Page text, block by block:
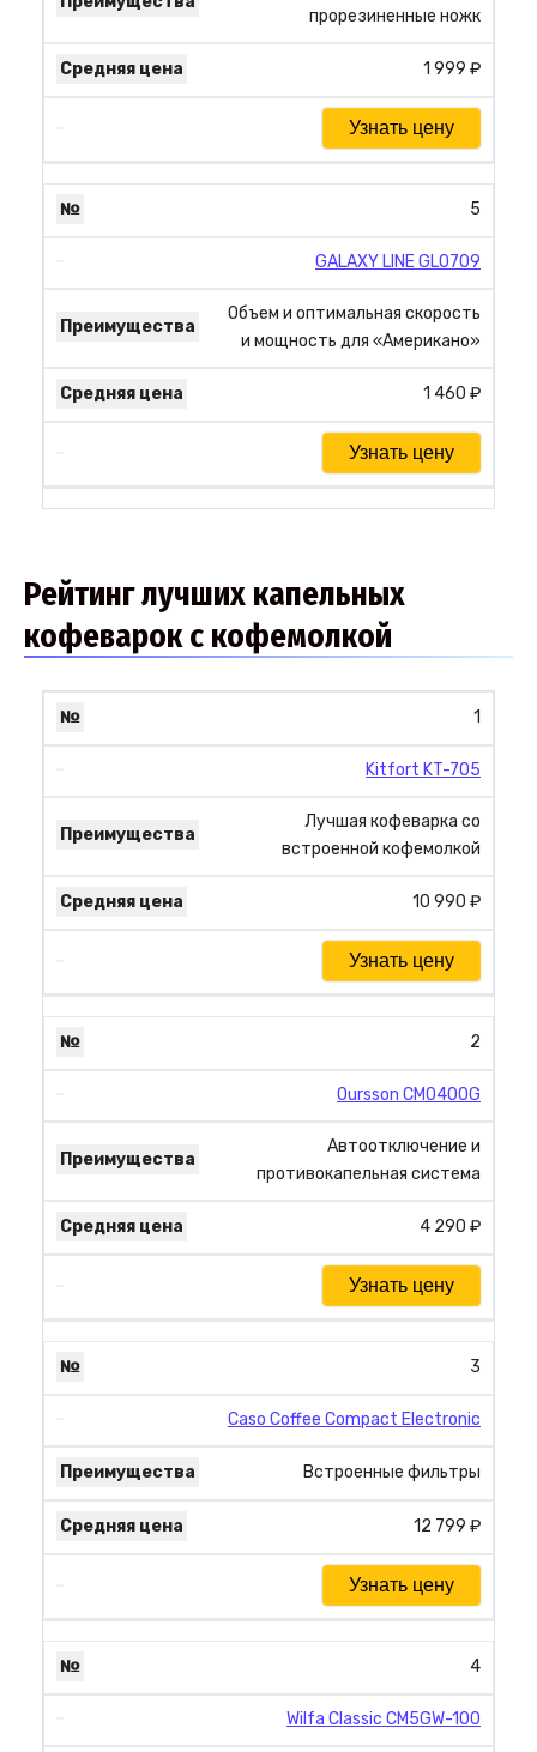
прорезиненные ножк
1 999 ₽
Узнать цену
5
GALAXY LINE GL0709
Объем и оптимальная скорость
и мощность для «Американо»
1 460 ₽
Узнать цену
Рейтинг лучших капельных
кофеварок с кофемолкой
1
Kitfort KT-705
Лучшая кофеварка со
встроенной кофемолкой
10 990 ₽
Узнать цену
2
Oursson CM0400G
Автоотключение и
противокапельная система
4 290 ₽
Узнать цену
3
Caso Coffee Compact Electronic
Встроенные фильтры
12 799 ₽
Узнать цену
4
Wilfa Classic CM5GW-100